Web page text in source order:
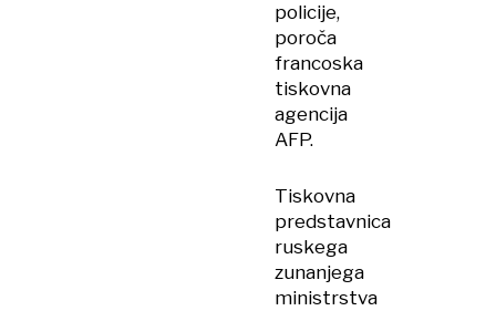
policije,
poroča
francoska
tiskovna
agencija
AFP.
Tiskovna
predstavnica
ruskega
zunanjega
ministrstva